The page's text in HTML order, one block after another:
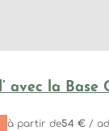
avec la Base
à partir de54 € /